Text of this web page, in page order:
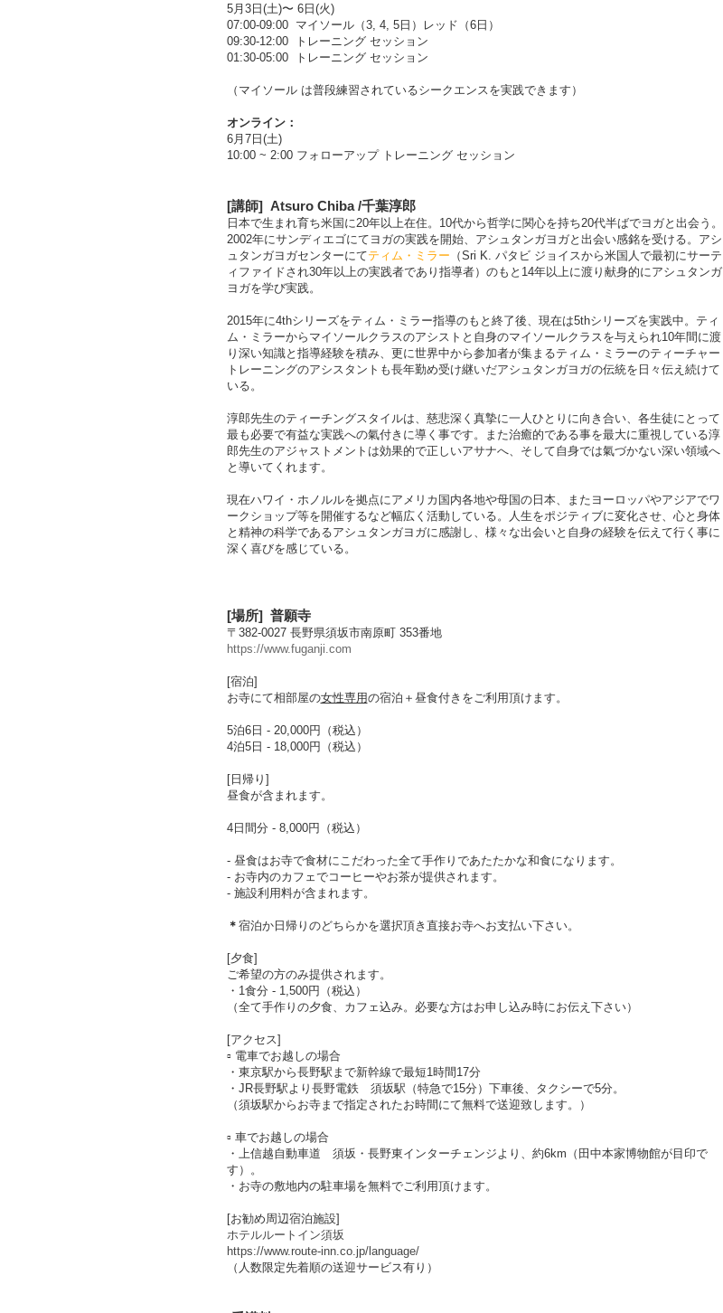
5月3日(土)〜 6日(火)
07:00-09:00 マイソール（3, 4, 5日）レッド（6日）
09:30-12:00 トレーニング セッション
01:30-05:00 トレーニング セッション
（マイソール は普段練習されているシークエンスを実践できます）
オンライン：
6月7日(土)
10:00 ~ 2:00 フォローアップ トレーニング セッション
[講師] Atsuro Chiba /千葉淳郎
日本で生まれ育ち米国に20年以上在住。10代から哲学に関心を持ち20代半ばでヨガと出会う。
2002年にサンディエゴにてヨガの実践を開始、アシュタンガヨガと出会い感銘を受ける。アシ
ュタンガヨガセンターにてティム・ミラー （Sri K. パタビ ジョイスから米国人で最初にサーテ
ィファイドされ30年以上の実践者であり指導者）のもと14年以上に渡り献身的にアシュタンガ
ヨガを学び実践。
2015年に4thシリーズをティム・ミラー指導のもと終了後、現在は5thシリーズを実践中。ティ
ム・ミラーからマイソールクラスのアシストと自身のマイソールクラスを与えられ10年間に渡
り深い知識と指導経験を積み、更に世界中から参加者が集まるティム・ミラーのティーチャー
トレーニングのアシスタントも長年勤め受け継いだアシュタンガヨガの伝統を日々伝え続けて
いる。
淳郎先生のティーチングスタイルは、慈悲深く真摯に一人ひとりに向き合い、各生徒にとって
最も必要で有益な実践への氣付きに導く事です。また治癒的である事を最大に重視している淳
郎先生のアジャストメントは効果的で正しいアサナへ、そして自身では氣づかない深い領域へ
と導いてくれます。
現在ハワイ・ホノルルを拠点にアメリカ国内各地や母国の日本、またヨーロッパやアジアでワ
ークショップ等を開催するなど幅広く活動している。人生をポジティブに変化させ、心と身体
と精神の科学であるアシュタンガヨガに感謝し、様々な出会いと自身の経験を伝えて行く事に
深く喜びを感じている。
[場所] 普願寺
〒 382-0027 長野県須坂市南原町 353番地
https://www.fuganji.com
[宿泊]
お寺にて相部屋の女性専用の宿泊＋ 昼食付きを ご利用頂けます。
5泊6日 - 20,000円（税込）
4泊5日 - 18,000円（税込）
[日帰り]
昼食が含まれます。
4日間分 - 8,000円（税込）
- 昼食はお寺で食材にこだわった全て手作りであたたかな和食になります。
- お寺内のカフェでコーヒーやお茶が提供されます。
- 施設利用料が含まれます。
＊ 宿泊か日帰りのどちらかを選択頂き直接お寺へお支払い下さい。
[夕食]
ご希望の方のみ提供されます。
・1食分 - 1,500円（税込）
（全て手作りの夕食、カフェ込み。必要な方はお申し込み時にお伝え下さい）
[アクセス]
▫︎ 電車でお越しの場合
・東京駅から長野駅まで新幹線で最短1時間17分
・JR長野駅より長野電鉄 須坂駅（特急で15分）下車後、タクシーで5分。
（須坂駅からお寺まで指定されたお時間にて無料で送迎致します。）
▫︎ 車でお越しの場合
・上信越自動車道 須坂・長野東インターチェンジより、約6km（田中本家博物館が目印で
す）。
・お寺の敷地内の駐車場を無料でご利用頂けます。
[お勧め周辺宿泊施設]
ホテルルートイン須坂
https://www.route-inn.co.jp/language/
（人数限定先着順の送迎サービス有り）